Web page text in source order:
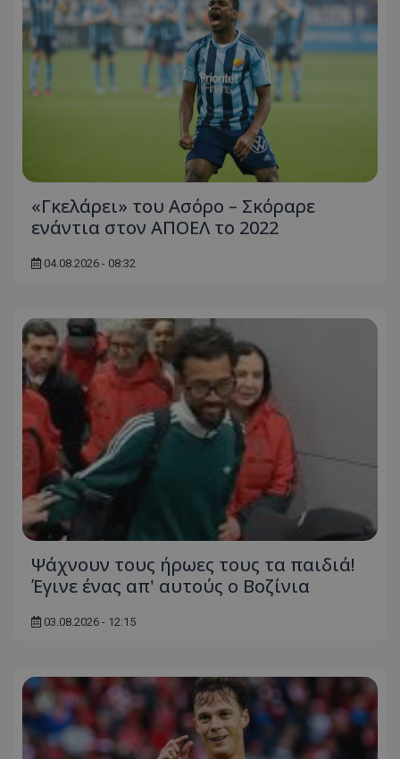
«Γκελάρει» του Ασόρο – Σκόραρε
ενάντια στον ΑΠΟΕΛ το 2022
04.08.2026 - 08:32
Ψάχνουν τους ήρωες τους τα παιδιά!
Έγινε ένας απ' αυτούς ο Βοζίνια
03.08.2026 - 12:15